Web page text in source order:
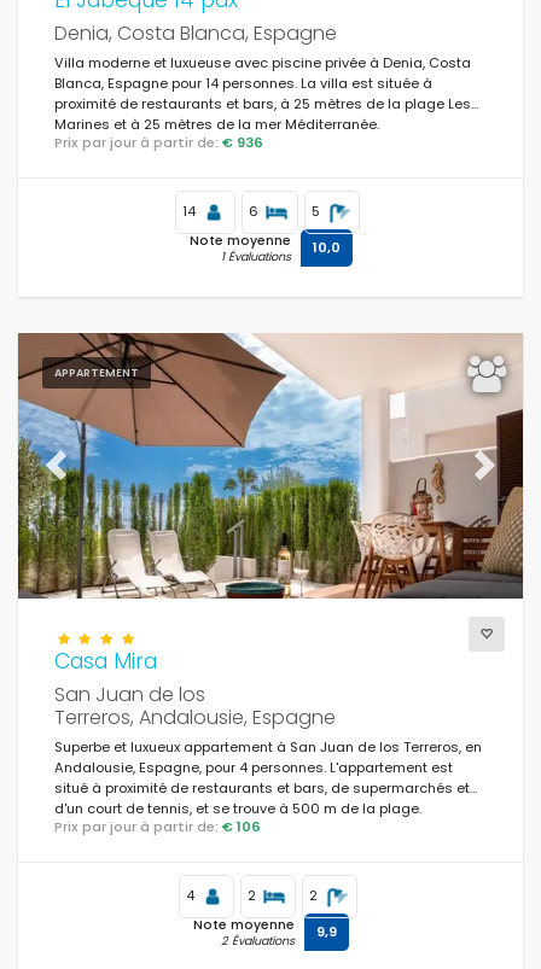
Denia, Costa Blanca, Espagne
Villa moderne et luxueuse avec piscine privée à Denia, Costa
Blanca, Espagne pour 14 personnes. La villa est située à
proximité de restaurants et bars, à 25 mètres de la plage Les
Marines et à 25 mètres de la mer Méditerranée.
Prix par jour à partir de: € 936
14 6 5
Note moyenne
1 Évaluations 10,0
APPARTEMENT
Previous Next
Casa Mira
San Juan de los
Terreros, Andalousie, Espagne
Superbe et luxueux appartement à San Juan de los Terreros, en
Andalousie, Espagne, pour 4 personnes. L'appartement est
situé à proximité de restaurants et bars, de supermarchés et
d'un court de tennis, et se trouve à 500 m de la plage.
Prix par jour à partir de: € 106
4 2 2
Note moyenne
2 Évaluations 9,9